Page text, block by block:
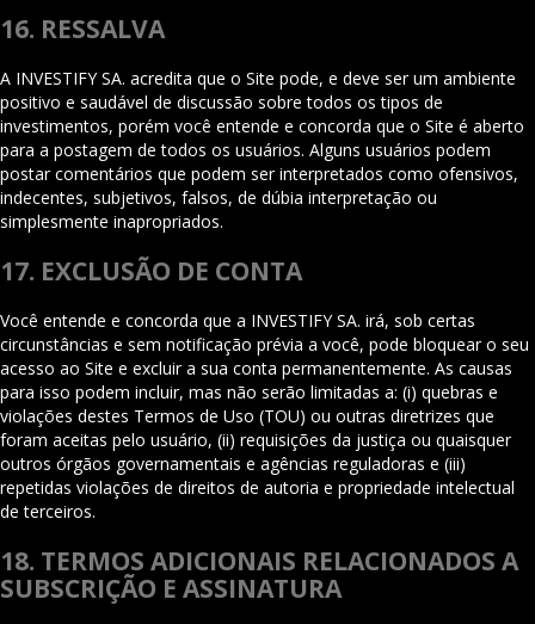
16. RESSALVA
A INVESTIFY SA. acredita que o Site pode, e deve ser um ambiente
positivo e saudável de discussão sobre todos os tipos de
investimentos, porém você entende e concorda que o Site é aberto
para a postagem de todos os usuários. Alguns usuários podem
postar comentários que podem ser interpretados como ofensivos,
indecentes, subjetivos, falsos, de dúbia interpretação ou
simplesmente inapropriados.
17. EXCLUSÃO DE CONTA
Você entende e concorda que a INVESTIFY SA. irá, sob certas
circunstâncias e sem notificação prévia a você, pode bloquear o seu
acesso ao Site e excluir a sua conta permanentemente. As causas
para isso podem incluir, mas não serão limitadas a: (i) quebras e
violações destes Termos de Uso (TOU) ou outras diretrizes que
foram aceitas pelo usuário, (ii) requisições da justiça ou quaisquer
outros órgãos governamentais e agências reguladoras e (iii)
repetidas violações de direitos de autoria e propriedade intelectual
de terceiros.
18. TERMOS ADICIONAIS RELACIONADOS A
SUBSCRIÇÃO E ASSINATURA